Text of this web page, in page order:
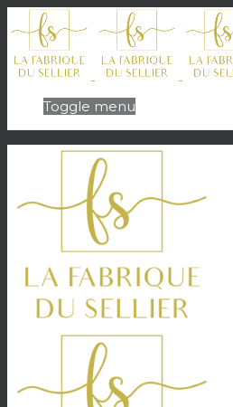
Toggle menu